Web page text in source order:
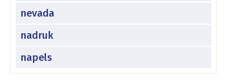
nevada
nadruk
napels